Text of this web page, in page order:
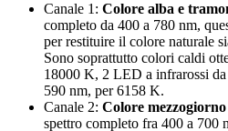
Canale 1: Colore alba e
completo da 400 a 780 nm,
per restituire il colore naturale
Sono soprattutto colori caldi
18000 K, 2 LED a infrarossi
590 nm, per 6158 K.
Canale 2: Colore
spettro completo fra 400 a 700